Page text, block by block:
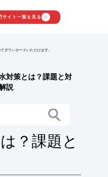
サイト一覧を見る
ダウンロードいただけます。
対策とは？課題と対
説
？課題と